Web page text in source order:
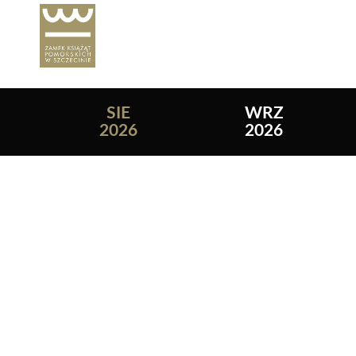
Lista wydarzeń:
SIE
2026
WRZ
2026